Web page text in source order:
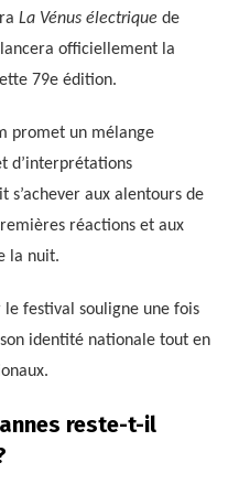
La Vénus électrique de
officiellement la
79e édition.
promet un mélange
d’interprétations
aux alentours de
réactions et aux
la nuit.
festival souligne une fois
identité nationale tout en
reste-t-il